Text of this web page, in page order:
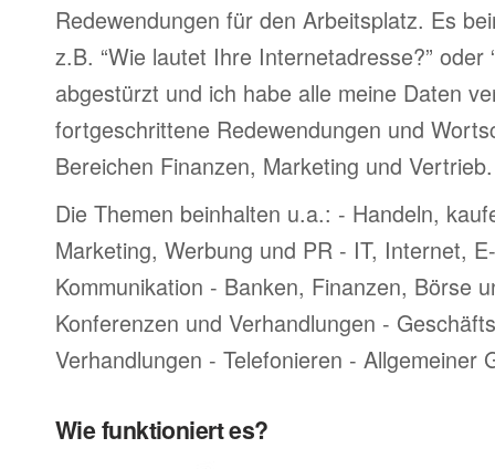
Redewendungen für den Arbeitsplatz. Es
z.B. “Wie lautet Ihre Internetadresse?” oder
abgestürzt und ich habe alle meine Daten
fortgeschrittene Redewendungen und
Bereichen Finanzen, Marketing und Vertrieb.
Die Themen beinhalten u.a.: - Handeln,
Marketing, Werbung und PR - IT, Internet,
Kommunikation - Banken, Finanzen, Börse
Konferenzen und Verhandlungen -
Verhandlungen - Telefonieren - Allgemeiner
Wie funktioniert es?